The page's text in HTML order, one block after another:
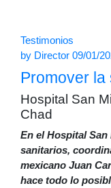
Testimonios
by Director 09/01/
Promover la
Hospital San
Chad
En el Hospital
sanitarios,
mexicano Juan
hace todo lo